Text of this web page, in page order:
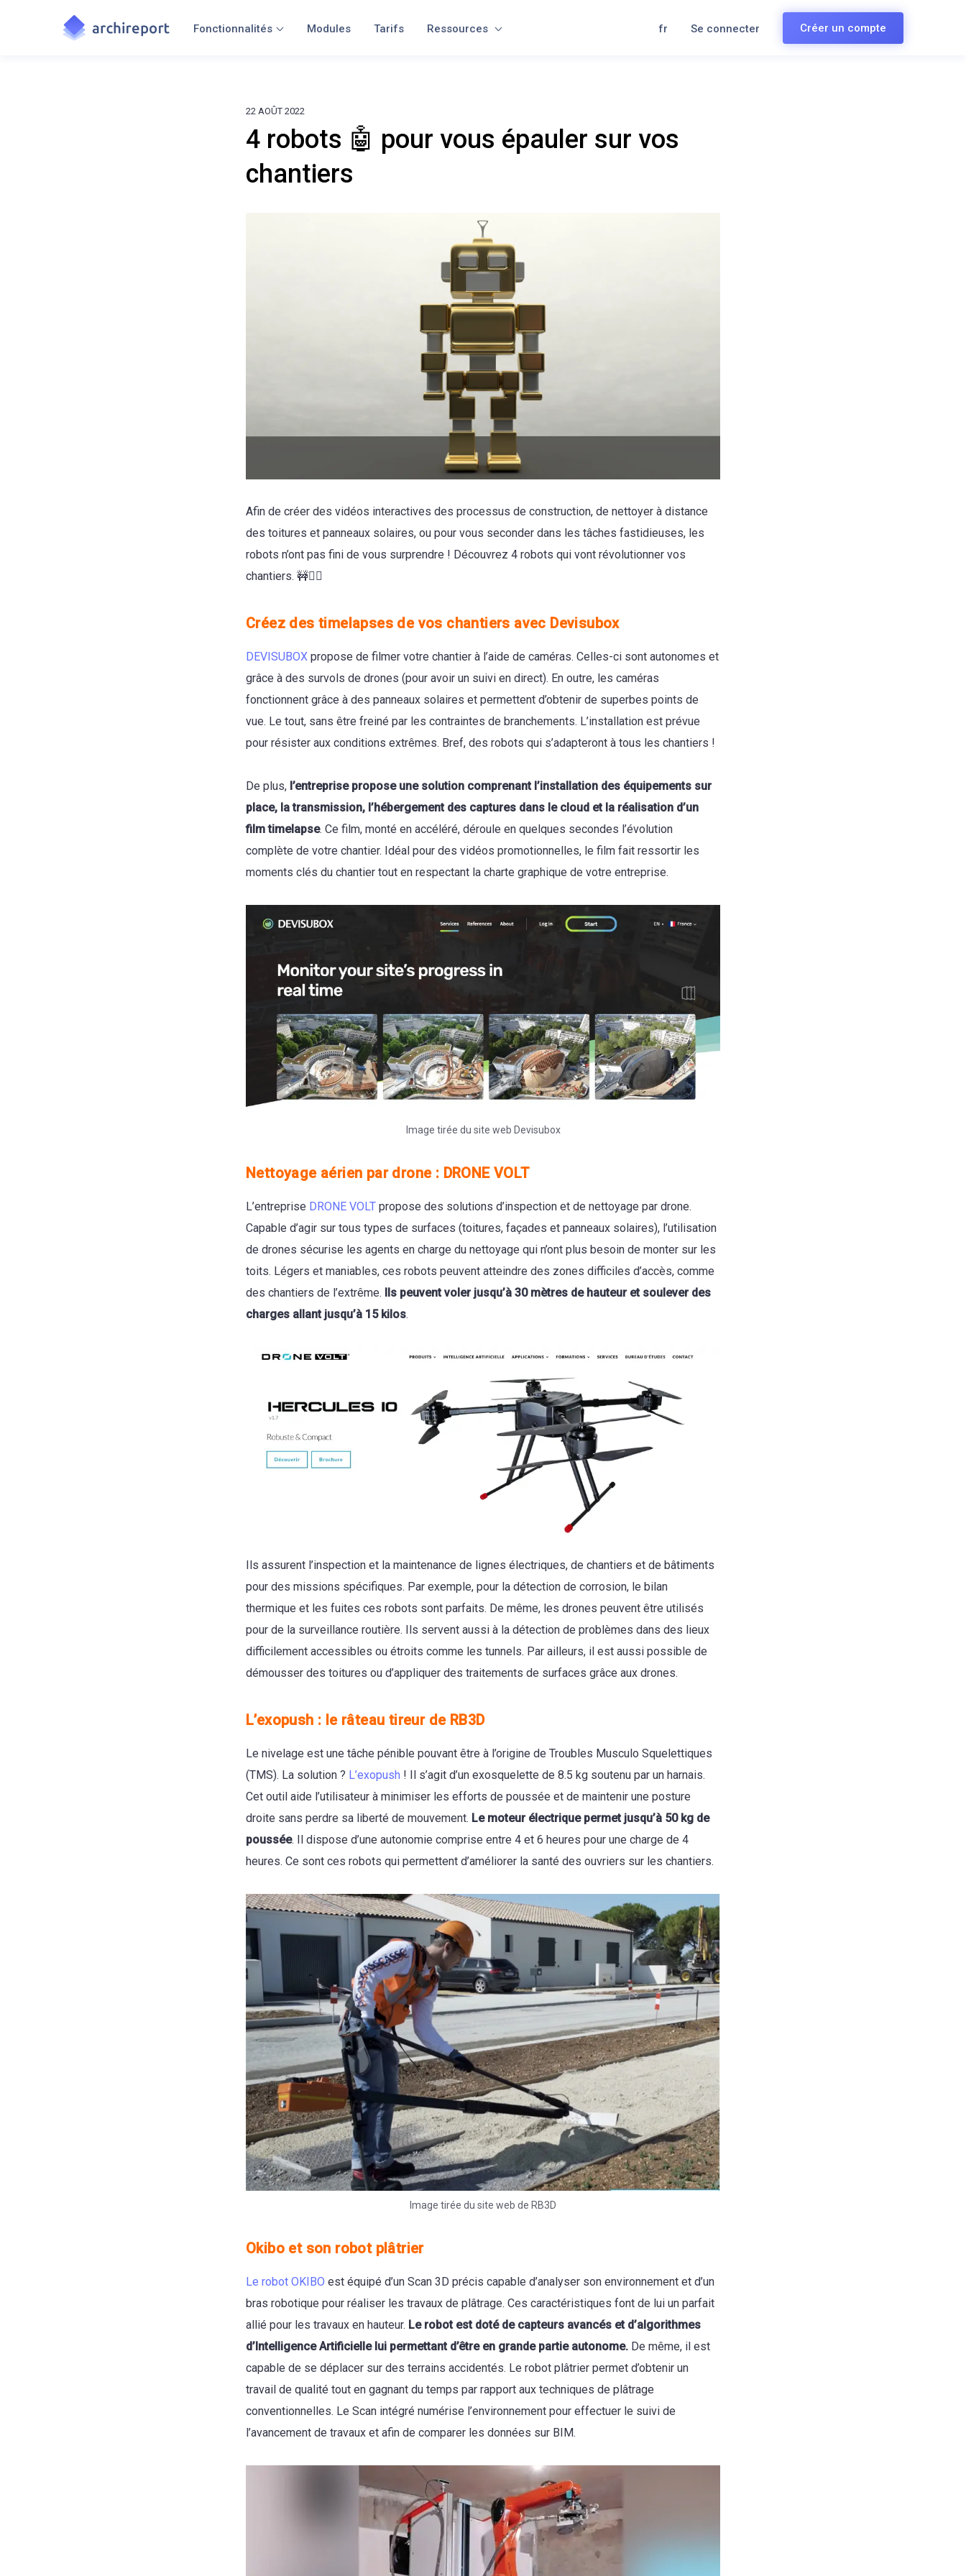
Fonctionnalités Modules Tarifs Ressources fr Se connecter Créer un compte
22 AOÛT 2022
4 robots 🤖 pour vous épauler sur vos
chantiers
Afin de créer des vidéos interactives des processus de construction, de nettoyer à distance
des toitures et panneaux solaires, ou pour vous seconder dans les tâches fastidieuses, les
robots n’ont pas fini de vous surprendre ! Découvrez 4 robots qui vont révolutionner vos
chantiers. 🚧👷‍♂️
Créez des timelapses de vos chantiers avec Devisubox
DEVISUBOX propose de filmer votre chantier à l’aide de caméras. Celles-ci sont autonomes et
grâce à des survols de drones (pour avoir un suivi en direct). En outre, les caméras
fonctionnent grâce à des panneaux solaires et permettent d’obtenir de superbes points de
vue. Le tout, sans être freiné par les contraintes de branchements. L’installation est prévue
pour résister aux conditions extrêmes. Bref, des robots qui s’adapteront à tous les chantiers !
De plus, l’entreprise propose une solution comprenant l’installation des équipements sur
place, la transmission, l’hébergement des captures dans le cloud et la réalisation d’un
film timelapse. Ce film, monté en accéléré, déroule en quelques secondes l’évolution
complète de votre chantier. Idéal pour des vidéos promotionnelles, le film fait ressortir les
moments clés du chantier tout en respectant la charte graphique de votre entreprise.
Image tirée du site web Devisubox
Nettoyage aérien par drone : DRONE VOLT
L’entreprise DRONE VOLT propose des solutions d’inspection et de nettoyage par drone.
Capable d’agir sur tous types de surfaces (toitures, façades et panneaux solaires), l’utilisation
de drones sécurise les agents en charge du nettoyage qui n’ont plus besoin de monter sur les
toits. Légers et maniables, ces robots peuvent atteindre des zones difficiles d’accès, comme
des chantiers de l’extrême.
Ils peuvent voler jusqu’à 30 mètres de hauteur et soulever des
charges allant jusqu’à 15 kilos.
Ils assurent l’inspection et la maintenance de lignes électriques, de chantiers et de bâtiments
pour des missions spécifiques. Par exemple, pour la détection de corrosion, le bilan
thermique et les fuites ces robots sont parfaits. De même, les drones peuvent être utilisés
pour de la surveillance routière. Ils servent aussi à la détection de problèmes dans des lieux
difficilement accessibles ou étroits comme les tunnels. Par ailleurs, il est aussi possible de
démousser des toitures ou d’appliquer des traitements de surfaces grâce aux drones.
L’exopush : le râteau tireur de RB3D
Le nivelage est une tâche pénible pouvant être à l’origine de Troubles Musculo Squelettiques
(TMS). La solution ? L’exopush ! Il s’agit d’un exosquelette de 8.5 kg soutenu par un harnais.
Cet outil aide l’utilisateur à minimiser les efforts de poussée et de maintenir une posture
droite sans perdre sa liberté de mouvement. Le moteur électrique permet jusqu’à 50 kg de
poussée. Il dispose d’une autonomie comprise entre 4 et 6 heures pour une charge de 4
heures. Ce sont ces robots qui permettent d’améliorer la santé des ouvriers sur les chantiers.
Image tirée du site web de RB3D
Okibo et son robot plâtrier
Le robot OKIBO est équipé d’un Scan 3D précis capable d’analyser son environnement et d’un
bras robotique pour réaliser les travaux de plâtrage. Ces caractéristiques font de lui un parfait
allié pour les travaux en hauteur. Le robot est doté de capteurs avancés et d’algorithmes
d’Intelligence Artificielle lui permettant d’être en grande partie autonome. De même, il est
capable de se déplacer sur des terrains accidentés. Le robot plâtrier permet d’obtenir un
travail de qualité tout en gagnant du temps par rapport aux techniques de plâtrage
conventionnelles. Le Scan intégré numérise l’environnement pour effectuer le suivi de
l’avancement de travaux et afin de comparer les données sur BIM.